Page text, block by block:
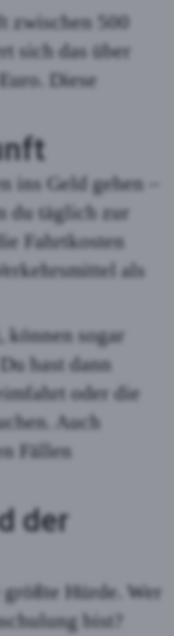
zwischen 500
sich das über
Diese
ins Geld gehen –
du täglich zur
Fahrtkosten
als
können sogar
hast dann
oder die
Auch
Fällen
der
Hürde. Wer
bist?